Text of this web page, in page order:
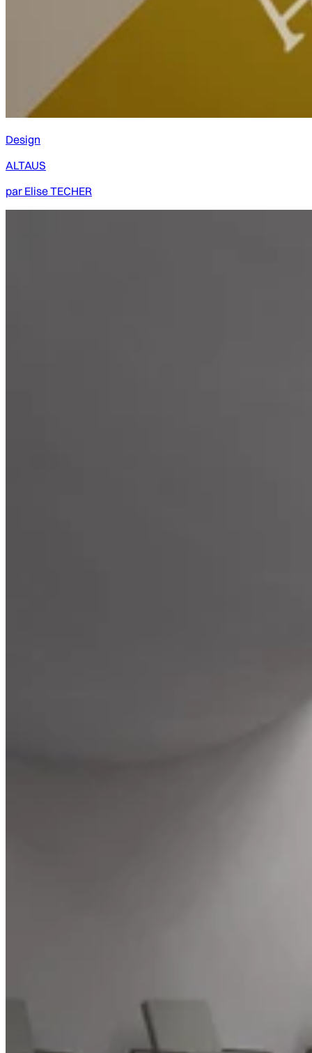
Design
ALTAUS
par Elise TECHER